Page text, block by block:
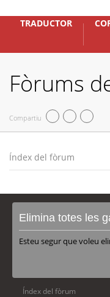
TRADUCTOR
Fòrums
Compartiu
Índex del fòrum
Elimina totes les
Esteu segur que voleu
Índex del fòrum